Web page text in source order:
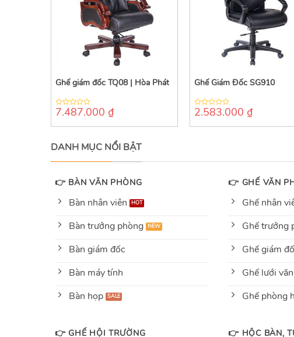
Ghế giám đốc TQ08 | Hòa Phát
0
of
7.487.000 ₫
Ghế Giám Đốc SG910
0
of
2.583.000 ₫
DANH MỤC NỔI BẬT
👉 BÀN VĂN PHÒNG
Bàn nhân viên
Bàn trưởng phòng
Bàn giám đốc
Bàn máy tính
Bàn họp
👉 GHẾ VĂN
Ghế nhân
Ghế trưởng
Ghế giám
Ghế lưới
Ghế phòng
👉 GHẾ HỘI TRƯỜNG 👉 HỘC BÀN,